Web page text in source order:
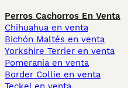
Perros Cachorros En Venta
Chihuahua en venta
Bichón Maltés en venta
Yorkshire Terrier en venta
Pomerania en venta
Border Collie en venta